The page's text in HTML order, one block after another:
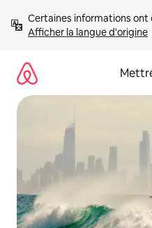
directement
Afficher la langue d'origine